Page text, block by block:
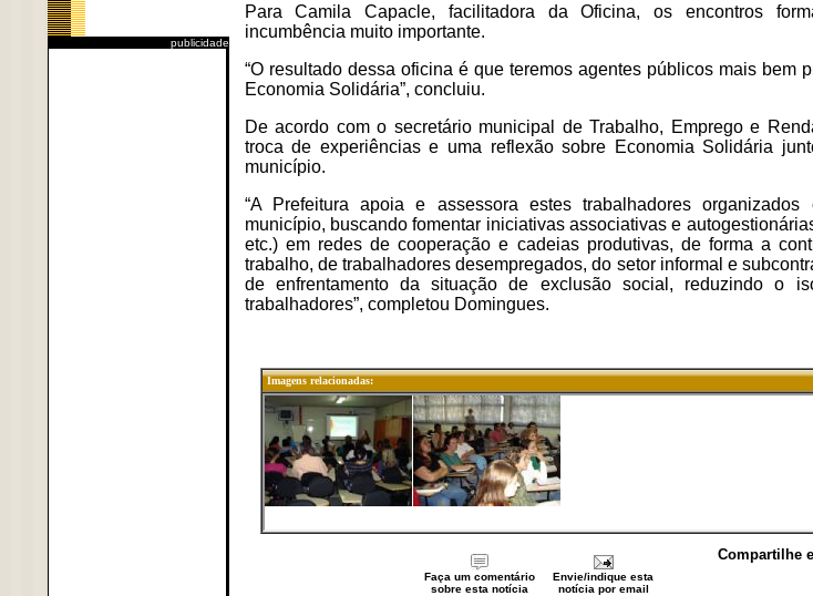
publicidade
Para Camila Capacle, facilitadora da Oficina, os encontros
incumbência muito importante.
“O resultado dessa oficina é que teremos agentes públicos mais bem
Economia Solidária”, concluiu.
De acordo com o secretário municipal de Trabalho, Emprego e
troca de experiências e uma reflexão sobre Economia Solidária
município.
“A Prefeitura apoia e assessora estes trabalhadores
município, buscando fomentar iniciativas associativas e
etc.) em redes de cooperação e cadeias produtivas, de forma a
trabalho, de trabalhadores desempregados, do setor informal e
de enfrentamento da situação de exclusão social, reduzindo o
trabalhadores”, completou Domingues.
Imagens relacionadas:
Compartilhe
Faça um comentário
sobre esta notícia
Envie/indique esta
notícia por email